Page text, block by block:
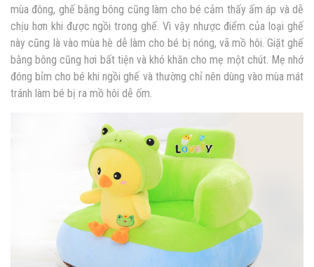
mùa đông, ghế bằng bông cũng làm cho bé cảm thấy ấm áp và dễ
chịu hơn khi được ngồi trong ghế. Vì vậy nhược điểm của loại ghế
này cũng là vào mùa hè dễ làm cho bé bị nóng, vã mồ hôi. Giặt ghế
bằng bông cũng hơi bất tiện và khó khăn cho mẹ một chút. Mẹ nhớ
đóng bỉm cho bé khi ngồi ghế và thường chỉ nên dùng vào mùa mát
tránh làm bé bị ra mồ hôi dễ ốm.